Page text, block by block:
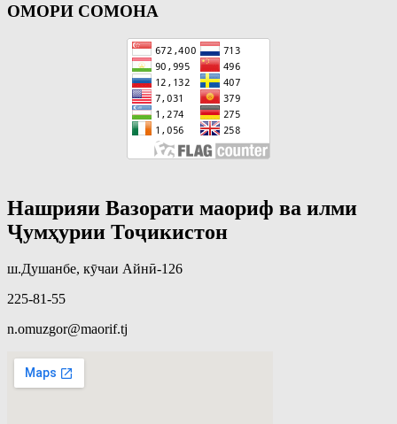
ОМОРИ СОМОНА
Нашрияи Вазорати маориф ва илми
Ҷумҳурии Тоҷикистон
ш.Душанбе, кӯчаи Айнӣ-126
225-81-55
n.omuzgor@maorif.tj